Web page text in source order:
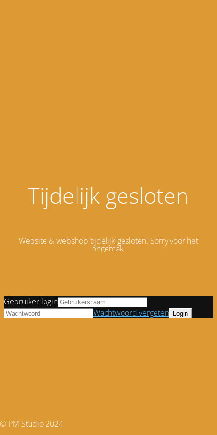
Tijdelijk gesloten
Website & webshop tijdelijk gesloten. Sorry voor het
ongemak.
© PM Studio 2024
Gebruiker login
Wachtwoord vergeten